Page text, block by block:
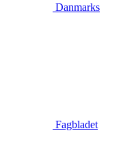
Danmarks
Fagbladet